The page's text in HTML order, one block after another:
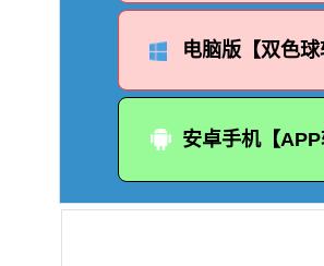
电脑版【双色球
安卓手机【APP